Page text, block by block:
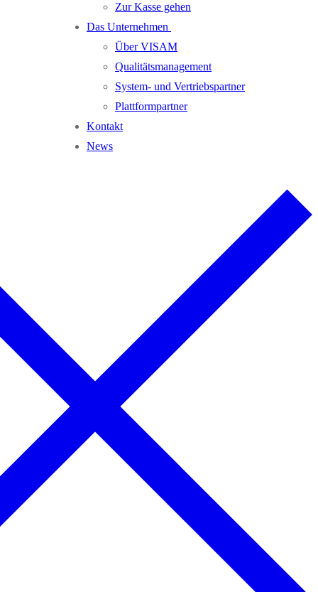
Zur Kasse gehen
Das Unternehmen
Über VISAM
Qualitätsmanagement
System- und Vertriebspartner
Plattformpartner
Kontakt
News